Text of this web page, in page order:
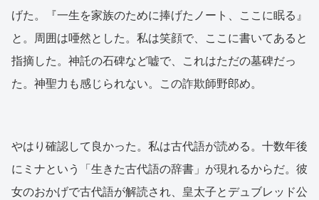
げた。『一生を家族のために捧げたノート、ここに眠る』
と。周囲は唖然とした。私は笑顔で、ここに書いてあると
指摘した。神託の石碑など嘘で、これはただの墓碑だっ
た。神聖力も感じられない。この詐欺師野郎め。
やはり確認して良かった。私は古代語が読める。十数年後
にミナという「生きた古代語の辞書」が現れるからだ。彼
女のおかげで古代語が解読され、皇太子とデュブレッド公